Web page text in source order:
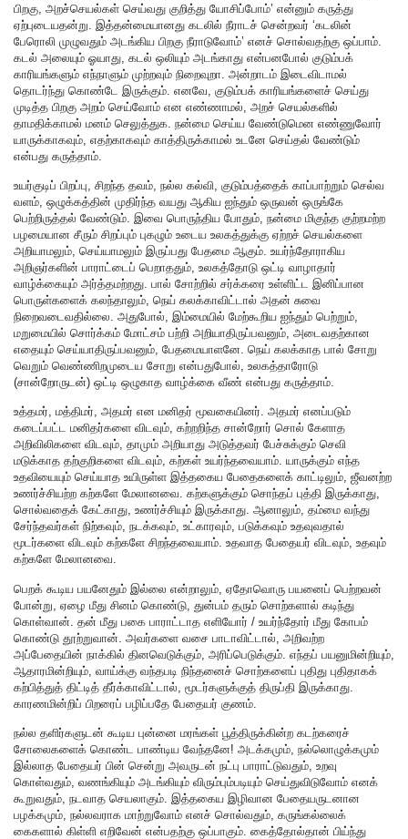
பிறகு, அறச்செயல்கள் செய்வது குறித்து யோசிப்போம்’ என்னும் கருத்து
ஏற்புடையதன்று. இத்தன்மையானது கடலில் நீராடச் சென்றவர் ‘கடலின்
பேரொலி முழுவதும் அடங்கிய பிறகு நீராடுவோம்’ எனச் சொல்வதற்கு ஒப்பாம்.
கடல் அலையும் ஓயாது, கடல் ஒலியும் அடங்காது என்பனபோல் குடும்பக்
காரியங்களும் எந்நாளும் முற்றவும் நிறைவுறா. அன்றாடம் இடைவிடாமல்
தொடர்ந்து கொண்டே இருக்கும். எனவே, குடும்பக் காரியங்களைச் செய்து
முடித்த பிறகு அறம் செய்வோம் என எண்ணாமல், அறச் செயல்களில்
தாமதிக்காமல் மனம் செலுத்துக. நன்மை செய்ய வேண்டுமென எண்ணுவோர்
யாருக்காகவும், எதற்காகவும் காத்திருக்காமல் உடனே செய்தல் வேண்டும்
என்பது கருத்தாம்.
உயர்குடிப் பிறப்பு, சிறந்த தவம், நல்ல கல்வி, குடும்பத்தைக் காப்பாற்றும் செல்வ
வளம், ஒழுக்கத்தின் முதிர்ந்த வயது ஆகிய ஐந்தும் ஒருவன் ஒருங்கே
பெற்றிருத்தல் வேண்டும். இவை பொருந்திய போதும், நன்மை மிகுந்த குற்றமற்ற
பழமையான சீரும் சிறப்பும் புகழும் உடைய உலகத்துக்கு ஏற்றச் செயல்களை
அறியாமலும், செய்யாமலும் இருப்பது பேதமை ஆகும். உயர்ந்தோராகிய
அறிஞர்களின் பாராட்டைப் பெறாததும், உலகத்தோடு ஒட்டி வாழாதார்
வாழ்க்கையும் அர்த்தமற்றது. பால் சோற்றில் சர்க்கரை உள்ளிட்ட இனிப்பான
பொருள்களைக் கலந்தாலும், நெய் கலக்காவிட்டால் அதன் சுவை
நிறைவடைவதில்லை. அதுபோல், இம்மையில் மேற்கூறிய ஐந்தும் பெற்றும்,
மறுமையில் சொர்க்கம் மோட்சம் பற்றி அறியாதிருப்பவனும், அடைவதற்கான
எதையும் செய்யாதிருப்பவனும், பேதமையாளனே. நெய் கலக்காத பால் சோறு
வெறும் வெண்ணிறமுடைய சோறு என்பதுபோல், உலகத்தாரோடு
(சான்றோருடன்) ஒட்டி ஒழுகாத வாழ்க்கை வீண் என்பது கருத்தாம்.
உத்தமர், மத்திமர், அதமர் என மனிதர் மூவகையினர். அதமர் எனப்படும்
கடைப்பட்ட மனிதர்களை விடவும், கற்றறிந்த சான்றோர் சொல் கேளாத
அறிவிலிகளை விடவும், தாமும் அறியாது அடுத்தவர் பேச்சுக்கும் செவி
மடுக்காத தற்குறிகளை விடவும், கற்கள் உயர்ந்தவையாம். யாருக்கும் எந்த
உதவியையும் செய்யாத உயிருள்ள இத்தகைய பேதைகளைக் காட்டிலும், ஜீவனற்ற
உணர்ச்சியற்ற கற்களே மேலானவை. கற்களுக்கும் சொந்தப் புத்தி இருக்காது,
சொல்வதைக் கேட்காது, உணர்ச்சியும் இருக்காது. ஆனாலும், தம்மை வந்து
சேர்ந்தவர்கள் நிற்கவும், நடக்கவும், உட்காரவும், படுக்கவும் உதவுவதால்
மூடர்களை விடவும் கற்களே சிறந்தவையாம். உதவாத பேதையர் விடவும், உதவும்
கற்களே மேலானவை.
பெறக் கூடிய பயனேதும் இல்லை என்றாலும், ஏதோவொரு பயனைப் பெற்றவன்
போன்று, ஏழை மீது சினம் கொண்டு, துன்பம் தரும் சொற்களால் கடிந்து
கொள்வான். தன் மீது பகை பாராட்டாத எளியோர் / உயர்ந்தோர் மீது கோபம்
கொண்டு தூற்றுவான். அவர்களை வசை பாடாவிட்டால், அறிவற்ற
அப்பேதையின் நாக்கில் தினவெடுக்கும், அரிப்பெடுக்கும். எந்தப் பயனுமின்றியும்,
ஆதாரமின்றியும், வாய்க்கு வந்தபடி நிந்தனைச் சொற்களைப் புதிது புதிதாகக்
கற்பித்துத் திட்டித் தீர்க்காவிட்டால், மூடர்களுக்குத் திருப்தி இருக்காது.
காரணமின்றிப் பிறரைப் பழிப்பதே பேதையர் குணம்.
நல்ல தளிர்களுடன் கூடிய புன்னை மரங்கள் பூத்திருக்கின்ற கடற்கரைச்
சோலைகளைக் கொண்ட பாண்டிய வேந்தனே! அடக்கமும், நல்லொழுக்கமும்
இல்லாத பேதையர் பின் சென்று அவருடன் நட்பு பாராட்டுவதும், உறவு
கொள்வதும், வணங்கியும் அடங்கியும் விரும்பும்படியும் செய்துவிடுவோம் எனக்
கூறுவதும், நடவாத செயலாகும். இத்தகைய இழிவான பேதையருடனான
பழக்கமும், நல்லவராக மாற்றுவோம் எனச் சொல்வதும், கருங்கல்லைக்
கைகளால் கிள்ளி எறிவேன் என்பதற்கு ஒப்பாகும். கைத்தோல்தான் பிய்ந்து